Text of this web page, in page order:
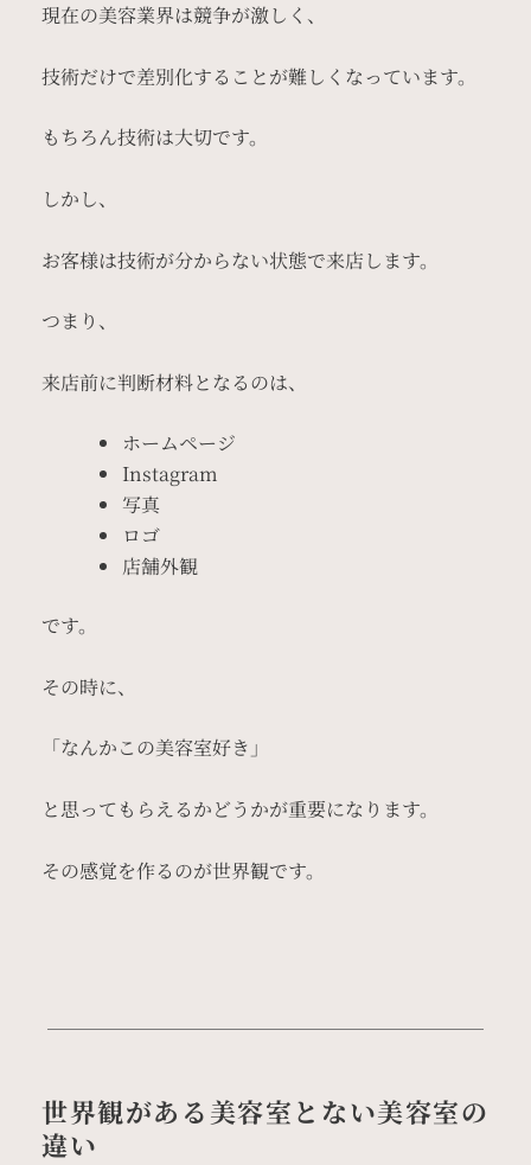
現在の美容業界は競争が激しく、
技術だけで差別化することが難しくなっています。
もちろん技術は大切です。
しかし、
お客様は技術が分からない状態で来店します。
つまり、
来店前に判断材料となるのは、
ホームページ
Instagram
写真
ロゴ
店舗外観
です。
その時に、
「なんかこの美容室好き」
と思ってもらえるかどうかが重要になります。
その感覚を作るのが世界観です。
世界観がある美容室とない美容室の
違い